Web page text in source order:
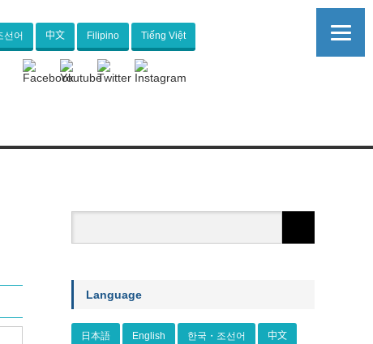
선어 中文 Filipino Tiếng Việt
Language
日本語 English 한국・조선어 中文